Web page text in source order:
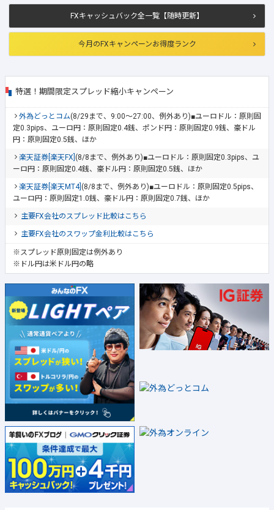
FXキャッシュバック全一覧【随時更新】
今月のFXキャンペーンお得度ランク
特選！期間限定スプレッド縮小キャンペーン
外為どっとコム(8/29まで、9:00～27:00、例外あり)■ユーロドル：原則固
定0.3pips、ユーロ円：原則固定0.4銭、ポンド円：原則固定0.9銭、豪ドル
円：原則固定0.5銭、ほか
楽天証券[楽天FX] (8/8まで、例外あり)■ユーロドル：原則固定0.3pips、ユ
ーロ円：原則固定0.4銭、豪ドル円：原則固定0.5銭、ほか
楽天証券[楽天MT4] (8/8まで、例外あり)■ユーロドル：原則固定0.5pips、
ユーロ円：原則固定1.0銭、豪ドル円：原則固定0.7銭、ほか
主要FX会社のスプレッド比較はこちら
主要FX会社のスワップ金利比較はこちら
※スプレッド原則固定は例外あり
※ドル円は米ドル円の略